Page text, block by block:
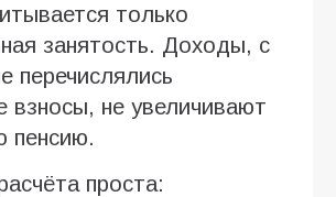
только
занятость. Доходы, с
перечислялись
взносы, не увеличивают
пенсию.
проста: